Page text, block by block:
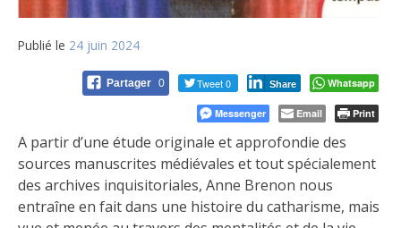
Publié le 24 juin 2024
Partager 0 Tweet 0 Share Whatsapp
Messenger Email Print
A partir d’une étude originale et approfondie des
sources manuscrites médiévales et tout spécialement
des archives inquisitoriales, Anne Brenon nous
entraîne en fait dans une histoire du catharisme, mais